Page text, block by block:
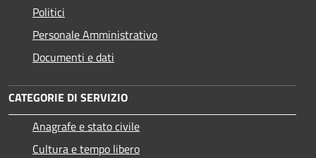
Politici
Personale Amministrativo
Documenti e dati
CATEGORIE DI SERVIZIO
Anagrafe e stato civile
Cultura e tempo libero